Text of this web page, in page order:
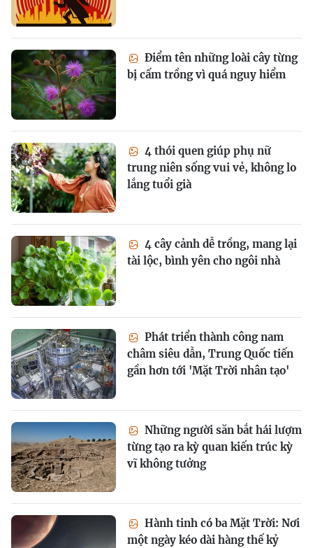
Điểm tên những loài cây từng
bị cấm trồng vì quá nguy hiểm
4 thói quen giúp phụ nữ
trung niên sống vui vẻ, không lo
lắng tuổi già
4 cây cảnh dễ trồng, mang lại
tài lộc, bình yên cho ngôi nhà
Phát triển thành công nam
châm siêu dẫn, Trung Quốc tiến
gần hơn tới 'Mặt Trời nhân tạo'
Những người săn bắt hái lượm
từng tạo ra kỳ quan kiến trúc kỳ
vĩ không tưởng
Hành tinh có ba Mặt Trời: Nơi
một ngày kéo dài hàng thế kỷ